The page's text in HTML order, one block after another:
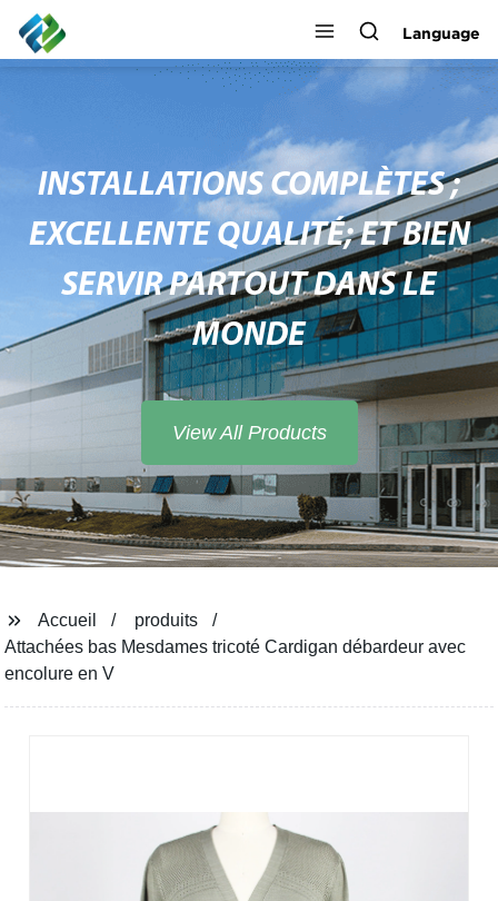
Language
INSTALLATIONS COMPLÈTES ;
EXCELLENTE QUALITÉ; ET BIEN
SERVIR PARTOUT DANS LE
MONDE
View All Products
Accueil
produits
Attachées bas Mesdames tricoté Cardigan débardeur avec
encolure en V